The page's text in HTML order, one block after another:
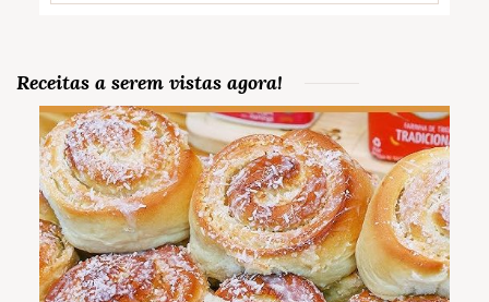
Receitas a serem vistas agora!